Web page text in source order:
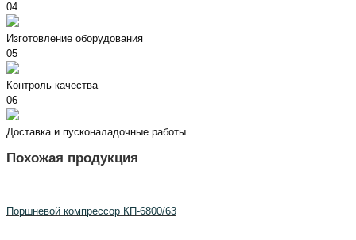
04
Изготовление оборудования
05
Контроль качества
06
Доставка и пусконаладочные работы
Похожая продукция
Поршневой компрессор КП-6800/63